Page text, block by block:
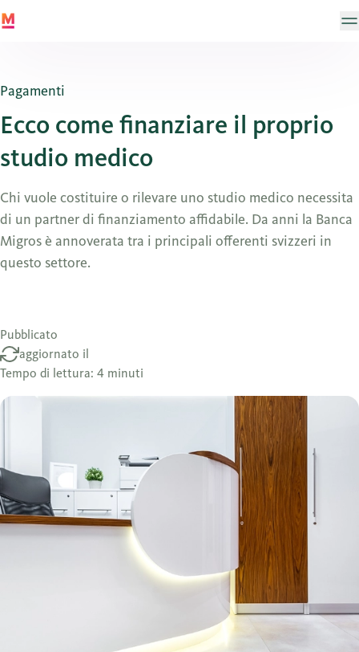
Pagamenti
Ecco come finanziare il proprio
studio medico
Chi vuole costituire o rilevare uno studio medico necessita
di un partner di finanziamento affidabile. Da anni la Banca
Migros è annoverata tra i principali offerenti svizzeri in
questo settore.
Pubblicato
aggiornato il
Tempo di lettura: 4 minuti